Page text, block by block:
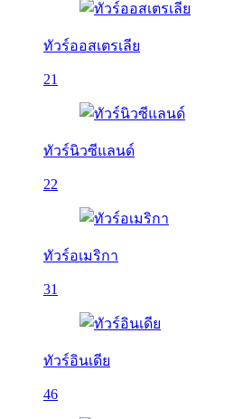
ทัวร์ออสเตรเลีย
21
ทัวร์นิวซีแลนด์
22
ทัวร์อเมริกา
31
ทัวร์อินเดีย
46